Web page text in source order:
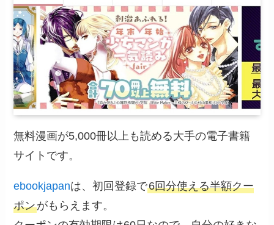
無料漫画が5,000冊以上も読める大手の電子書籍
サイトです。
ebookjapanは、初回登録で6回分使える半額クー
ポンがもらえます。